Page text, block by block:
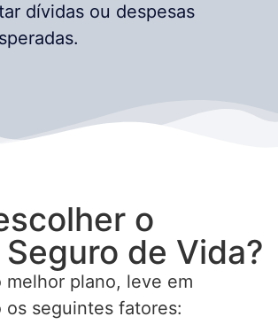
dívidas ou despesas
o
de Vida?
melhor plano, leve em
os seguintes fatores: